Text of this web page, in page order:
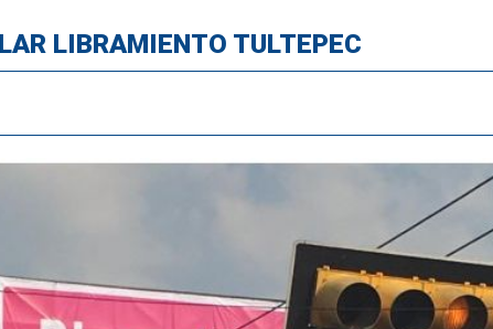
LIBRAMIENTO TULTEPEC